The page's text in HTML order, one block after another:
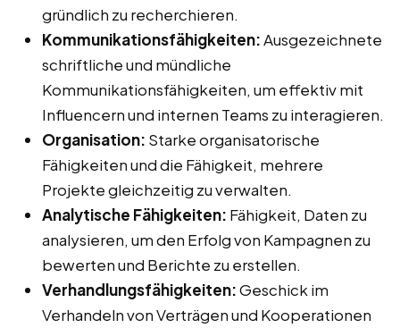
gründlich zu recherchieren.
Kommunikationsfähigkeiten:Ausgezeichnete
schriftliche und mündliche
Kommunikationsfähigkeiten, um effektiv mit
Influencern und internen Teams zu interagieren.
Organisation: Starke organisatorische
Fähigkeiten und die Fähigkeit, mehrere
Projekte gleichzeitig zu verwalten.
Analytische Fähigkeiten: Fähigkeit, Daten zu
analysieren, um den Erfolg von Kampagnen zu
bewerten und Berichte zu erstellen.
Verhandlungsfähigkeiten:Geschick im
Verhandeln von Verträgen und Kooperationen